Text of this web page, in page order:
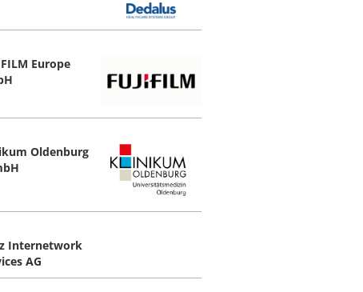
Europe
Oldenburg
Internetwork
AG